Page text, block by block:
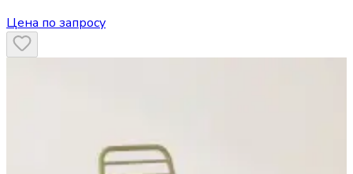
Цена по запросу